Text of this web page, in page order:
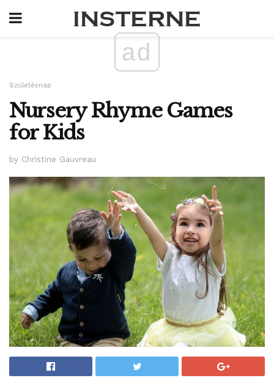
ad
Születésnap
Nursery Rhyme Games
for Kids
by Christine Gauvreau